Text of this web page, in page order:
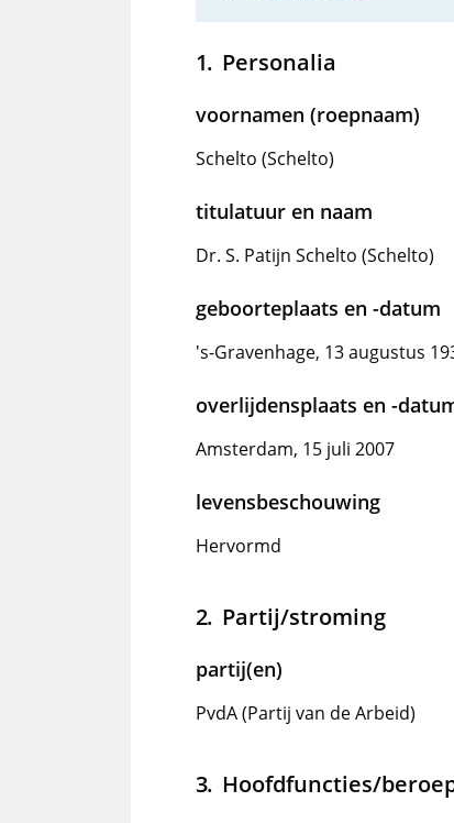
Personalia
voornamen (roepnaam)
Schelto (Schelto)
titulatuur en naam
Dr. S. Patijn Schelto (Schelto)
geboorteplaats en -datum
's-Gravenhage, 13 augustus
overlijdensplaats en -
Amsterdam, 15 juli 2007
levensbeschouwing
Hervormd
Partij/stroming
partij(en)
PvdA (Partij van de Arbeid)
Hoofdfuncties/